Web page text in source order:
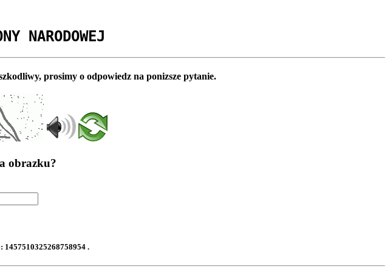
NARODOWEJ
prosimy o odpowiedz na ponizsze pytanie.
obrazku?
1457510325268758954 .